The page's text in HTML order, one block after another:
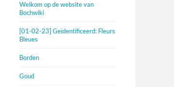
Welkom op de website van
Bochwiki
[01-02-23] Geïdentificeerd: Fleurs
Bleues
Borden
Goud